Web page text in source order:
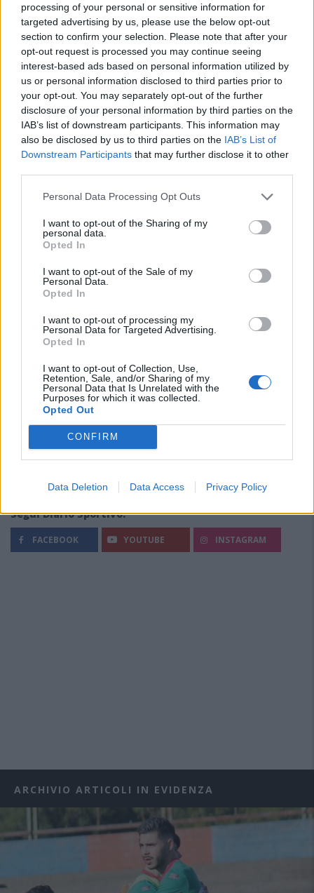
processing of your personal or sensitive information for
targeted advertising by us, please use the below opt-out
section to confirm your selection. Please note that after your
opt-out request is processed you may continue seeing
interest-based ads based on personal information utilized by
us or personal information disclosed to third parties prior to
your opt-out. You may separately opt-out of the further
disclosure of your personal information by third parties on the
IAB’s list of downstream participants. This information may
also be disclosed by us to third parties on the IAB’s List of
Downstream Participants that may further disclose it to other
Personal Data Processing Opt Outs
I want to opt-out of the Sharing of my
personal data.
Opted In
I want to opt-out of the Sale of my
Personal Data.
Opted In
I want to opt-out of processing my
Personal Data for Targeted Advertising.
Opted In
I want to opt-out of Collection, Use,
Retention, Sale, and/or Sharing of my
Personal Data that Is Unrelated with the
Purposes for which it was collected.
Opted Out
CONFIRM
Data Deletion Data Access Privacy Policy
Anche il Fasano out e le ammissioni salgono
a sei, l'Ilva è la prima società tra le non
ripescate
5 Ago 2026
Le 5 sarde ancora nel girone G con 8 squadre
laziali, 4 campane e la novità dei molisani del
Venafro
6 Ago 2026
Coppa Italia: gli accoppiamenti dei 16esimi di
finale con i derby a Cagliari, Sassari e
di finale con i derby di Gallura, Barbagia e
Ogliastra
Segui Diario Sportivo:
FACEBOOK YOUTUBE INSTAGRAM
ARCHIVIO ARTICOLI IN EVIDENZA